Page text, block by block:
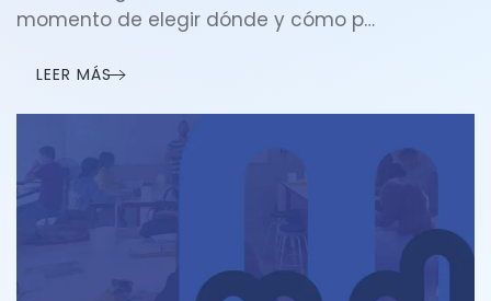
momento de elegir dónde y cómo p…
LEER MÁS